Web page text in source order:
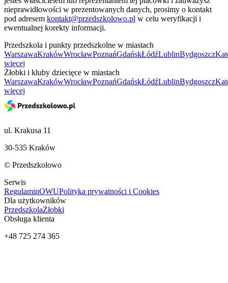
nieprawidłowości w prezentowanych danych, prosimy o kontakt
pod adresem kontakt@przedszkolowo.pl w celu weryfikacji i
ewentualnej korekty informacji.
Przedszkola i punkty przedszkolne w miastach
WarszawaKrakówWrocławPoznańGdańskŁódźLublinBydgoszcz
więcej
Żłobki i kluby dziecięce w miastach
WarszawaKrakówWrocławPoznańGdańskŁódźLublinBydgoszcz
więcej
ul. Krakusa 11
30-535 Kraków
© Przedszkolowo
Serwis
RegulaminOWUPolityka prywatności i Cookies
Dla użytkowników
PrzedszkolaŻłobki
Obsługa klienta
+48 725 274 365